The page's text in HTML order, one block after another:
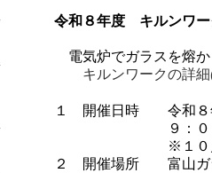
令和８年度 キルンワ
電気炉でガラスを熔か
キルンワークの詳細
１ 開催日時 令和８年
９：
※１０月１１日
２ 開催場所 富山ガラ